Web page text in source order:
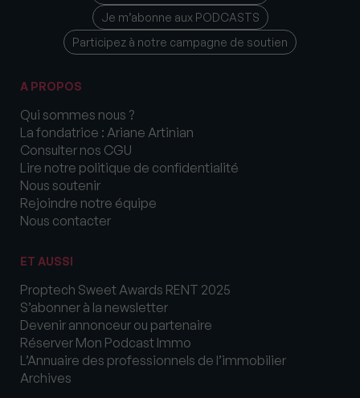
Je m’abonne aux PODCASTS
Participez à notre campagne de soutien
A PROPOS
Qui sommes nous ?
La fondatrice : Ariane Artinian
Consulter nos CGU
Lire notre politique de confidentialité
Nous soutenir
Rejoindre notre équipe
Nous contacter
ET AUSSI
Proptech Sweet Awards RENT 2025
S’abonner à la newsletter
Devenir annonceur ou partenaire
Réserver Mon Podcast Immo
L’Annuaire des professionnels de l’immobilier
Archives